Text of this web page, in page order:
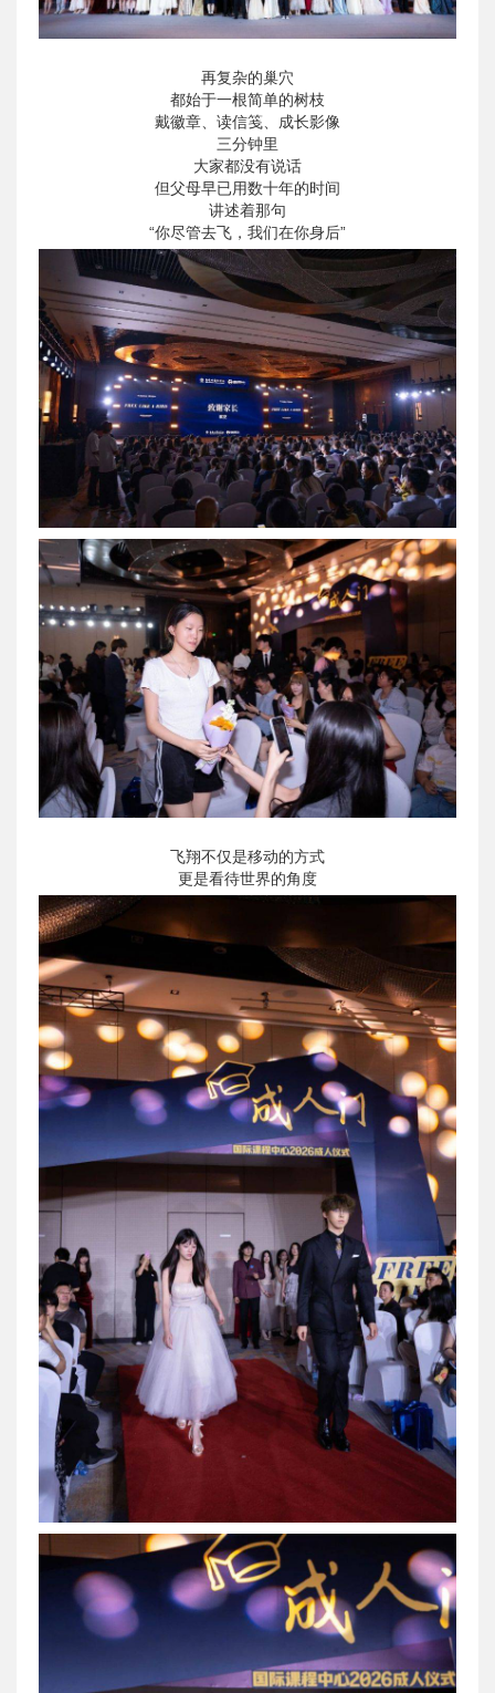
再复杂的巢穴
都始于一根简单的树枝
戴徽章、读信笺、成长影像
三分钟里
大家都没有说话
但父母早已用数十年的时间
讲述着那句
“你尽管去飞，我们在你身后”
飞翔不仅是移动的方式
更是看待世界的角度